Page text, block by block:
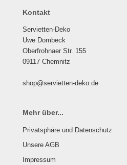
Kontakt
Servietten-Deko
Uwe Dombeck
Oberfrohnaer Str. 155
09117 Chemnitz
shop@servietten-deko.de
Mehr über...
Privatsphäre und Datenschutz
Unsere AGB
Impressum